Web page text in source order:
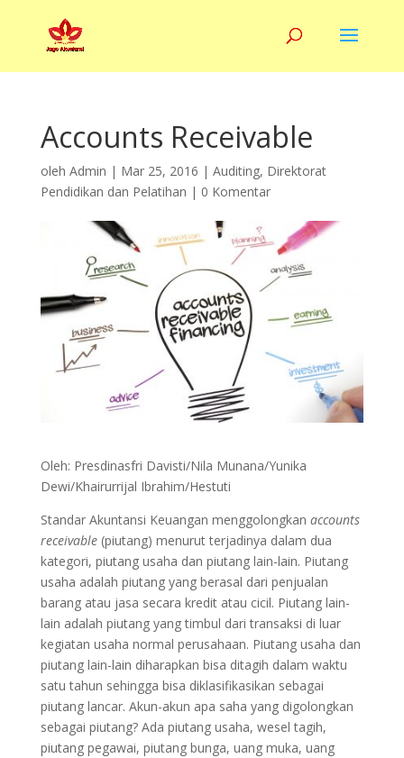
Accounts Receivable
oleh Admin | Mar 25, 2016 | Auditing, Direktorat
Pendidikan dan Pelatihan | 0 Komentar
Oleh: Presdinasfri Davisti/Nila Munana/Yunika
Dewi/Khairurrijal Ibrahim/Hestuti
Standar Akuntansi Keuangan menggolongkan accounts
receivable(piutang) menurut terjadinya dalam dua
kategori, piutang usaha dan piutang lain-lain. Piutang
usaha adalah piutang yang berasal dari penjualan
barang atau jasa secara kredit atau cicil. Piutang lain-
lain adalah piutang yang timbul dari transaksi di luar
kegiatan usaha normal perusahaan. Piutang usaha dan
piutang lain-lain diharapkan bisa ditagih dalam waktu
satu tahun sehingga bisa diklasifikasikan sebagai
piutang lancar. Akun-akun apa saha yang digolongkan
sebagai piutang? Ada piutang usaha, wesel tagih,
piutang pegawai, piutang bunga, uang muka, uang